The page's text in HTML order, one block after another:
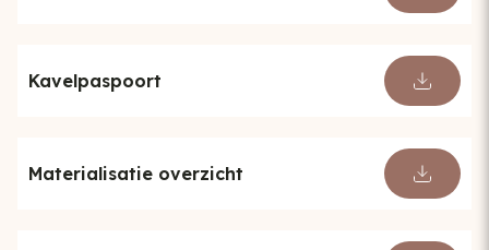
Kavelpaspoort
Materialisatie overzicht